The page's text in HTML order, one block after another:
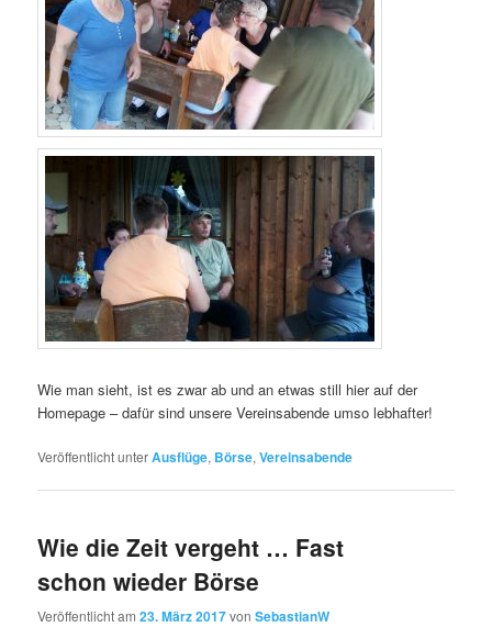
Wie man sieht, ist es zwar ab und an etwas still hier auf der
Homepage – dafür sind unsere Vereinsabende umso lebhafter!
Veröffentlicht unterAusflüge, Börse,Vereinsabende
Wie die Zeit vergeht … Fast
schon wieder Börse
Veröffentlicht am23. März 2017vonSebastianW